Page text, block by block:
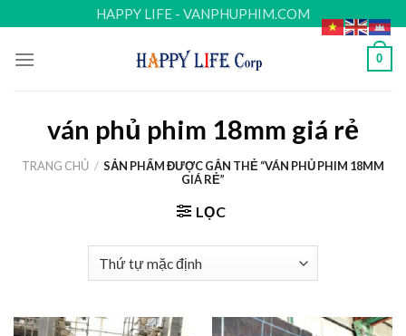
to
content
HAPPY LIFE - VANPHUPHIM.COM
0
ván phủ phim 18mm giá rẻ
TRANG CHỦ / SẢN PHẨM ĐƯỢC GẮN THẺ “VÁN PHỦ PHIM 18MM
GIÁ RẺ”
LỌC